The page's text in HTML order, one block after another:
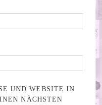
UND WEBSITE IN
NÄCHSTEN